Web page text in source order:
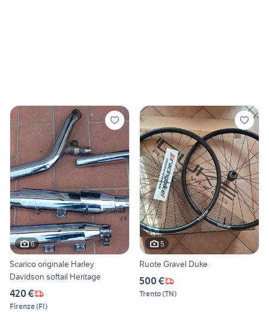
6
Scarico originale Harley
Davidson softail Heritage
420 €
Firenze(FI)
5
Ruote Gravel Duke
500 €
Trento(TN)